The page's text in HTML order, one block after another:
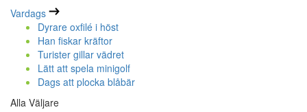
Vardags
Dyrare oxfilé i höst
Han fiskar kräftor
Turister gillar vädret
Lätt att spela minigolf
Dags att plocka blåbär
Alla Väljare